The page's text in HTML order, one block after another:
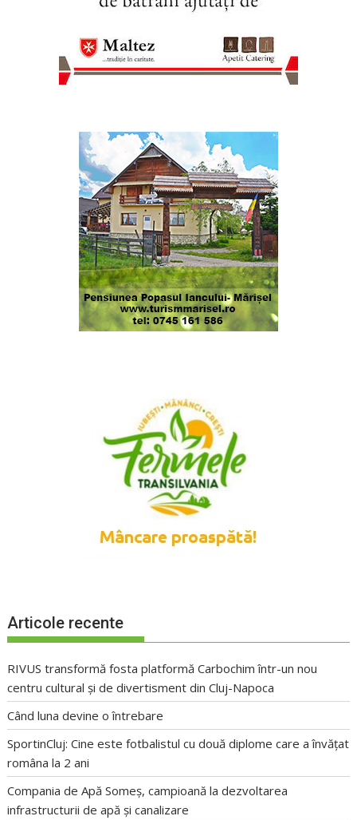
Articole recente
RIVUS transformă fosta platformă Carbochim într-un nou
centru cultural și de divertisment din Cluj-Napoca
Când luna devine o întrebare
SportinCluj: Cine este fotbalistul cu două diplome care a învățat
româna la 2 ani
Compania de Apă Someș, campioană la dezvoltarea
infrastructurii de apă și canalizare